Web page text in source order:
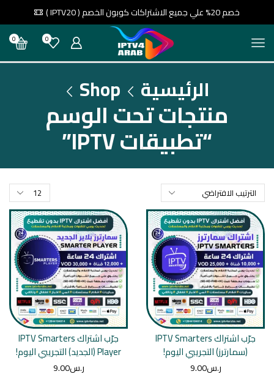
خصم 20% علي جميع الاشتراكات كوبون الخصم ( IPTV20 )
0
0
الرئيسية Shop
منتجات تحت الوسم
“تطبيقات IPTV”
جرّب اشتراك IPTV Smarters
(سمارترز) التجريبي اليوم!
ر.س9.00
جرّب اشتراك IPTV Smarters
Player (الجديد) التجريبي اليوم!
ر.س9.00